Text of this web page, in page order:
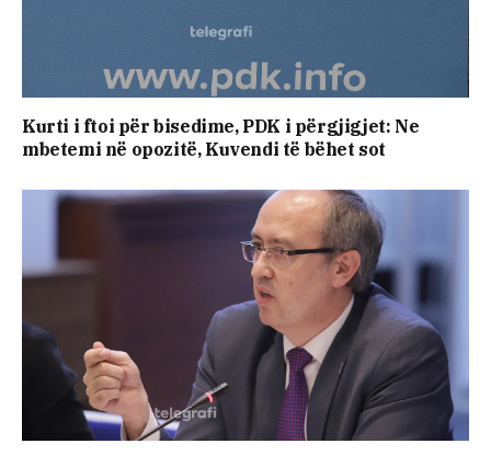
​Kurti i ftoi për bisedime, PDK i përgjigjet: Ne
mbetemi në opozitë, Kuvendi të bëhet sot